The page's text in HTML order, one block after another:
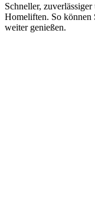
Schneller,
Homeliften. So können
weiter genießen.